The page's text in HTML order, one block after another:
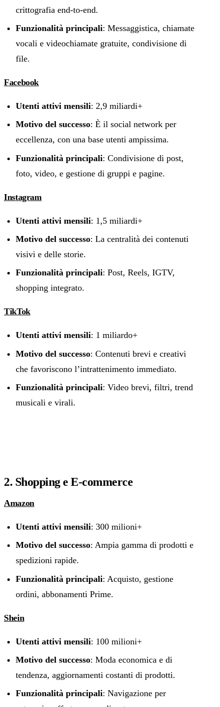
crittografia end-to-end.
Funzionalità principali: Messaggistica, chiamate
vocali e videochiamate gratuite, condivisione di
file.
Facebook
Utenti attivi mensili: 2,9 miliardi+
Motivo del successo: È il social network per
eccellenza, con una base utenti ampissima.
Funzionalità principali: Condivisione di post,
foto, video, e gestione di gruppi e pagine.
Instagram
Utenti attivi mensili: 1,5 miliardi+
Motivo del successo: La centralità dei contenuti
visivi e delle storie.
Funzionalità principali: Post, Reels, IGTV,
shopping integrato.
TikTok
Utenti attivi mensili: 1 miliardo+
Motivo del successo: Contenuti brevi e creativi
che favoriscono l’intrattenimento immediato.
Funzionalità principali: Video brevi, filtri, trend
musicali e virali.
2. Shopping e E-commerce
Amazon
Utenti attivi mensili: 300 milioni+
Motivo del successo: Ampia gamma di prodotti e
spedizioni rapide.
Funzionalità principali: Acquisto, gestione
ordini, abbonamenti Prime.
Shein
Utenti attivi mensili: 100 milioni+
Motivo del successo: Moda economica e di
tendenza, aggiornamenti costanti di prodotti.
Funzionalità principali: Navigazione per